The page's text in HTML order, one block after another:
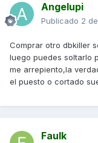
Angelupi
Publicado 2
Comprar otro dbkiller
luego puedes soltarlo
me arrepiento,la
el puesto o cortado
Faulk